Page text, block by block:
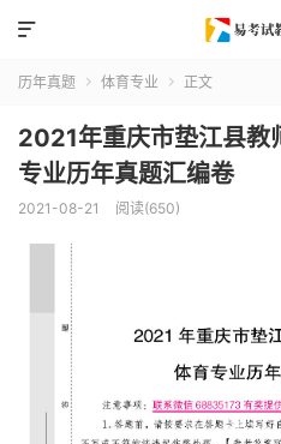

历年真题  体育专业  正文
2021年重庆市垫江县教
专业历年真题汇编卷
2021-08-21 阅读(650)